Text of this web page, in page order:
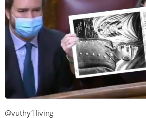
@vuthy1Iiving